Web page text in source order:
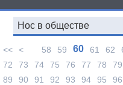
Нос в обществе
<< < 58 59 60 61 62
72
73 74 75 76 77 78 79
89
90 91 92 93 94 95 96